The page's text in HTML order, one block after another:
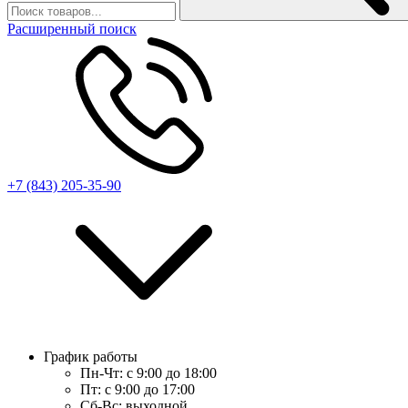
Расширенный поиск
+7 (843) 205-35-90
График работы
Пн-Чт: с 9:00 до 18:00
Пт: с 9:00 до 17:00